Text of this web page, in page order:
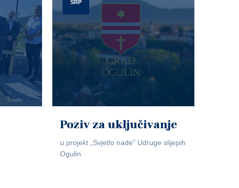
SRP
Poziv za uključivanje
u projekt „Svjetlo nade” Udruge slijepih
Ogulin